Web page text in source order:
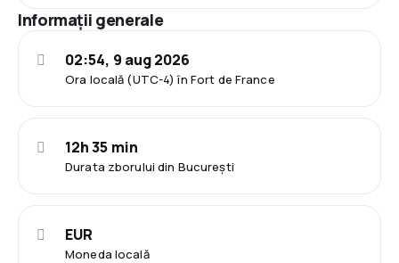
Informații generale
Ora locală (UTC-4) în Fort de France
02:54, 9 aug 2026
Durata zborului din București
12h 35 min
Moneda locală
EUR